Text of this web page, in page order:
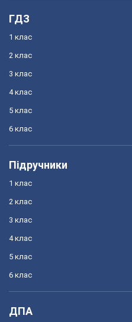
ГДЗ
1 клас
2 клас
3 клас
4 клас
5 клас
6 клас
Підручники
1 клас
2 клас
3 клас
4 клас
5 клас
6 клас
ДПА